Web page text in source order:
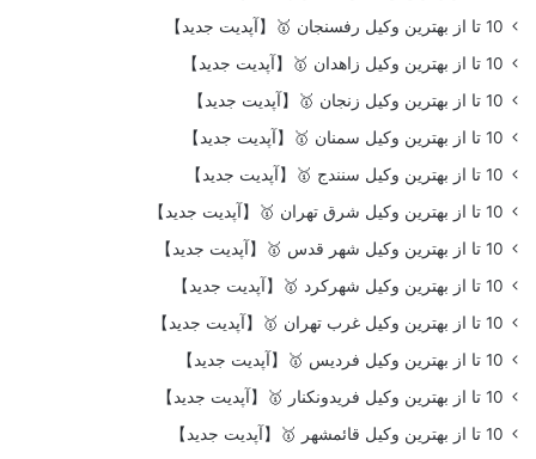
10 تا از بهترین وکیل رفسنجان 🥇【آپدیت جدید】
10 تا از بهترین وکیل زاهدان 🥇【آپدیت جدید】
10 تا از بهترین وکیل زنجان 🥇【آپدیت جدید】
10 تا از بهترین وکیل سمنان 🥇【آپدیت جدید】
10 تا از بهترین وکیل سنندج 🥇【آپدیت جدید】
10 تا از بهترین وکیل شرق تهران 🥇【آپدیت جدید】
10 تا از بهترین وکیل شهر قدس 🥇【آپدیت جدید】
10 تا از بهترین وکیل شهرکرد 🥇【آپدیت جدید】
10 تا از بهترین وکیل غرب تهران 🥇【آپدیت جدید】
10 تا از بهترین وکیل فردیس 🥇【آپدیت جدید】
10 تا از بهترین وکیل فریدونکنار 🥇【آپدیت جدید】
10 تا از بهترین وکیل قائمشهر 🥇【آپدیت جدید】